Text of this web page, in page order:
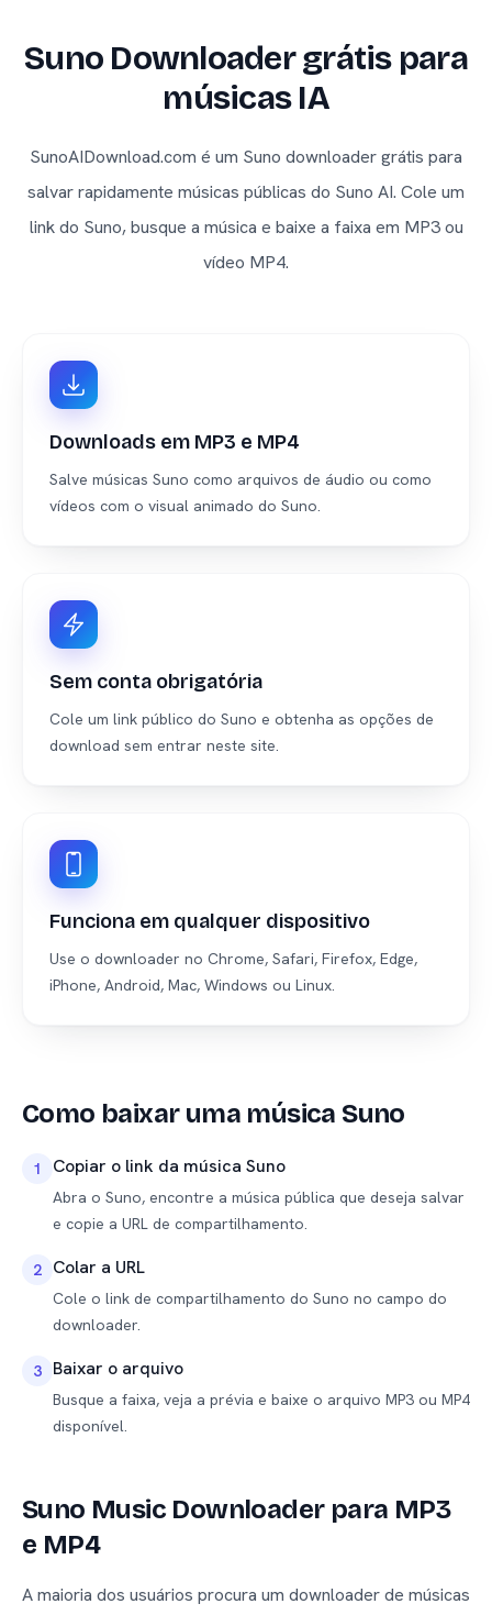
Suno Downloader grátis para
músicas IA
SunoAIDownload.com é um Suno downloader grátis para
salvar rapidamente músicas públicas do Suno AI. Cole um
link do Suno, busque a música e baixe a faixa em MP3 ou
vídeo MP4.
Downloads em MP3 e MP4
Salve músicas Suno como arquivos de áudio ou como
vídeos com o visual animado do Suno.
Sem conta obrigatória
Cole um link público do Suno e obtenha as opções de
download sem entrar neste site.
Funciona em qualquer dispositivo
Use o downloader no Chrome, Safari, Firefox, Edge,
iPhone, Android, Mac, Windows ou Linux.
Como baixar uma música Suno
1 Copiar o link da música Suno
Abra o Suno, encontre a música pública que deseja salvar
e copie a URL de compartilhamento.
2 Colar a URL
Cole o link de compartilhamento do Suno no campo do
downloader.
3 Baixar o arquivo
Busque a faixa, veja a prévia e baixe o arquivo MP3 ou MP4
disponível.
Suno Music Downloader para MP3
e MP4
A maioria dos usuários procura um downloader de músicas